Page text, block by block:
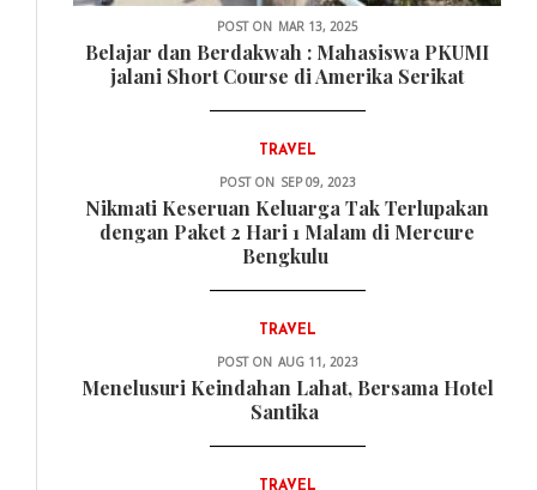
POST ON MAR 13, 2025
Belajar dan Berdakwah : Mahasiswa PKUMI
jalani Short Course di Amerika Serikat
TRAVEL
POST ON SEP 09, 2023
Nikmati Keseruan Keluarga Tak Terlupakan
dengan Paket 2 Hari 1 Malam di Mercure
Bengkulu
TRAVEL
POST ON AUG 11, 2023
Menelusuri Keindahan Lahat, Bersama Hotel
Santika
TRAVEL